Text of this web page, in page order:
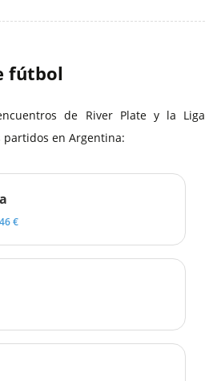
fútbol
de River Plate y la Liga
en Argentina:
€